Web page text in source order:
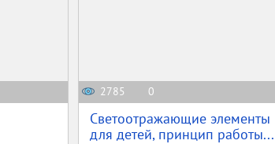
2785 0
Светоотражающие элементы
для детей, принцип работы...